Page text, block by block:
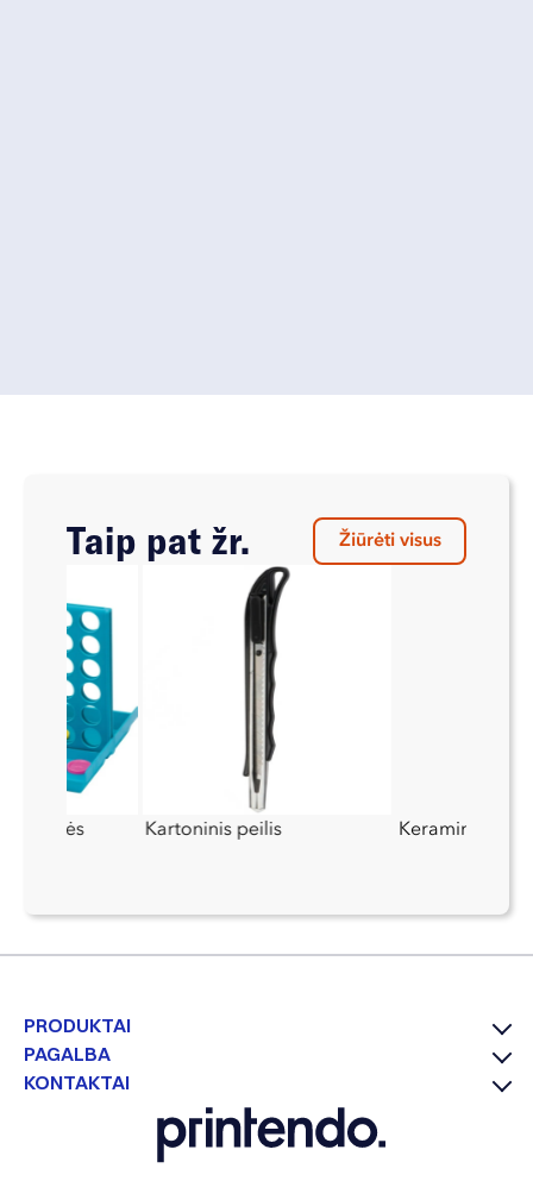
Taip pat žr. Žiūrėti visus
iš eilės Kartoninis peilis Keraminis
PRODUKTAI
PAGALBA
KONTAKTAI